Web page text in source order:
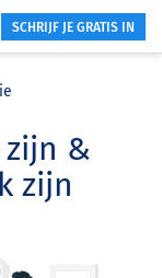
SCHRIJF JE GRATIS IN
zijn &
zijn